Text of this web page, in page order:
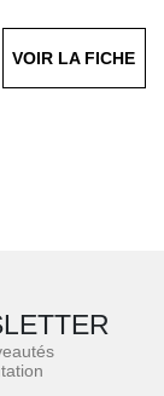
VOIR LA FICHE